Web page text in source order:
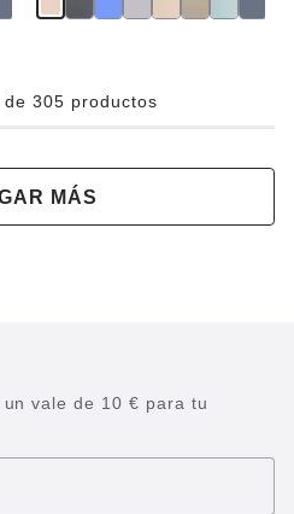
305 productos
MÁS
vale de 10 € para tu